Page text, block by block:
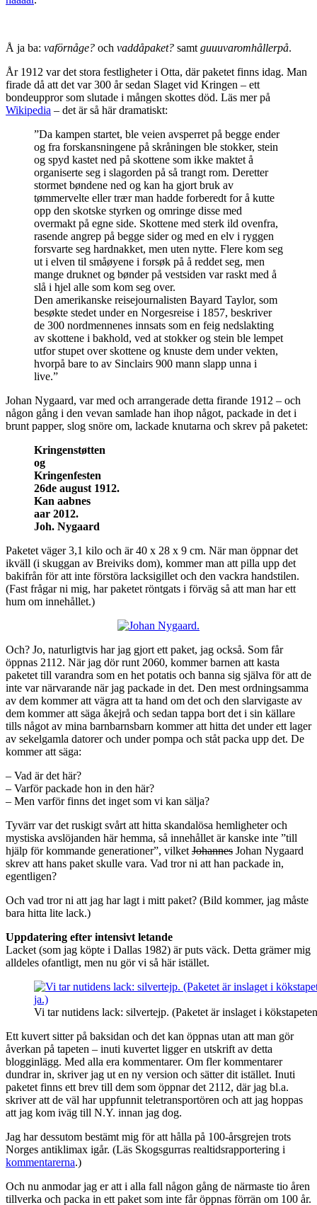
Å ja ba: vaförnåge? och vaddåpaket? samt guuuvaromhållerpå.
År 1912 var det stora festligheter i Otta, där paketet finns idag. Man
firade då att det var 300 år sedan Slaget vid Kringen – ett
bondeuppror som slutade i mången skottes död. Läs mer på
Wikipedia – det är så här dramatiskt:
”Da kampen startet, ble veien avsperret på begge ender
og fra forskansningene på skråningen ble stokker, stein
og spyd kastet ned på skottene som ikke maktet å
organiserte seg i slagorden på så trangt rom. Deretter
stormet bøndene ned og kan ha gjort bruk av
tømmervelte eller trær man hadde forberedt for å kutte
opp den skotske styrken og omringe disse med
overmakt på egne side. Skottene med sterk ild ovenfra,
rasende angrep på begge sider og med en elv i ryggen
forsvarte seg hardnakket, men uten nytte. Flere kom seg
ut i elven til småøyene i forsøk på å reddet seg, men
mange druknet og bønder på vestsiden var raskt med å
slå i hjel alle som kom seg over.
Den amerikanske reisejournalisten Bayard Taylor, som
besøkte stedet under en Norgesreise i 1857, beskriver
de 300 nordmennenes innsats som en feig nedslakting
av skottene i bakhold, ved at stokker og stein ble lempet
utfor stupet over skottene og knuste dem under vekten,
hvorpå bare to av Sinclairs 900 mann slapp unna i
live.”
Johan Nygaard, var med och arrangerade detta firande 1912 – och
någon gång i den vevan samlade han ihop något, packade in det i
brunt papper, slog snöre om, lackade knutarna och skrev på paketet:
Kringenstøtten
og
Kringenfesten
26de august 1912.
Kan aabnes
aar 2012.
Joh. Nygaard
Paketet väger 3,1 kilo och är 40 x 28 x 9 cm. När man öppnar det
ikväll (i skuggan av Breiviks dom), kommer man att pilla upp det
bakifrån för att inte förstöra lacksigillet och den vackra handstilen.
(Fast frågar ni mig, har paketet röntgats i förväg så att man har ett
hum om innehållet.)
Och? Jo, naturligtvis har jag gjort ett paket, jag också. Som får
öppnas 2112. När jag dör runt 2060, kommer barnen att kasta
paketet till varandra som en het potatis och banna sig själva för att de
inte var närvarande när jag packade in det. Den mest ordningsamma
av dem kommer att vägra att ta hand om det och den slarvigaste av
dem kommer att säga åkejrå och sedan tappa bort det i sin källare
tills något av mina barnbarnsbarn kommer att hitta det under ett lager
av sekelgamla datorer och under pompa och ståt packa upp det. De
kommer att säga:
– Vad är det här?
– Varför packade hon in den här?
– Men varför finns det inget som vi kan sälja?
Tyvärr var det ruskigt svårt att hitta skandalösa hemligheter och
mystiska avslöjanden här hemma, så innehållet är kanske inte ”till
hjälp för kommande generationer”, vilket Johannes Johan Nygaard
skrev att hans paket skulle vara. Vad tror ni att han packade in,
egentligen?
Och vad tror ni att jag har lagt i mitt paket? (Bild kommer, jag måste
bara hitta lite lack.)
Uppdatering efter intensivt letande
Lacket (som jag köpte i Dallas 1982) är puts väck. Detta grämer mig
alldeles ofantligt, men nu gör vi så här istället.
Vi tar nutidens lack: silvertejp. (Paketet är inslaget i
Ett kuvert sitter på baksidan och det kan öppnas utan att man gör
åverkan på tapeten – inuti kuvertet ligger en utskrift av detta
blogginlägg. Med alla era kommentarer. Om fler kommentarer
dundrar in, skriver jag ut en ny version och sätter dit istället. Inuti
paketet finns ett brev till dem som öppnar det 2112, där jag bl.a.
skriver att de väl har uppfunnit teletransportören och att jag hoppas
att jag kom iväg till N.Y. innan jag dog.
Jag har dessutom bestämt mig för att hålla på 100-årsgrejen trots
Norges antiklimax igår. (Läs Skogsgurras realtidsrapportering i
kommentarerna.)
Och nu anmodar jag er att i alla fall någon gång de närmaste tio åren
tillverka och packa in ett paket som inte får öppnas förrän om 100 år.